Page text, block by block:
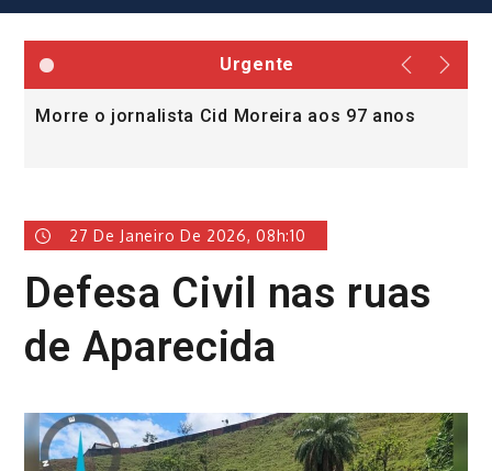
Urgente
Morre o jornalista Cid Moreira aos 97 anos
27 De Janeiro De 2026, 08h:10
Defesa Civil nas ruas
de Aparecida